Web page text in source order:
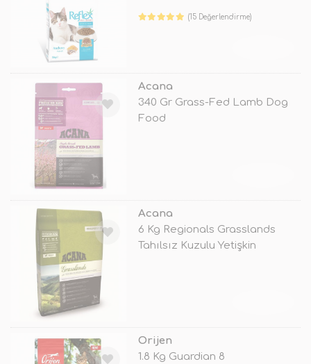
(15 Değerlendirme)
Acana
340 Gr Grass-Fed Lamb Dog
Food
Acana
6 Kg Regionals Grasslands
Tahılsız Kuzulu Yetişkin
Orijen
1.8 Kg Guardian 8